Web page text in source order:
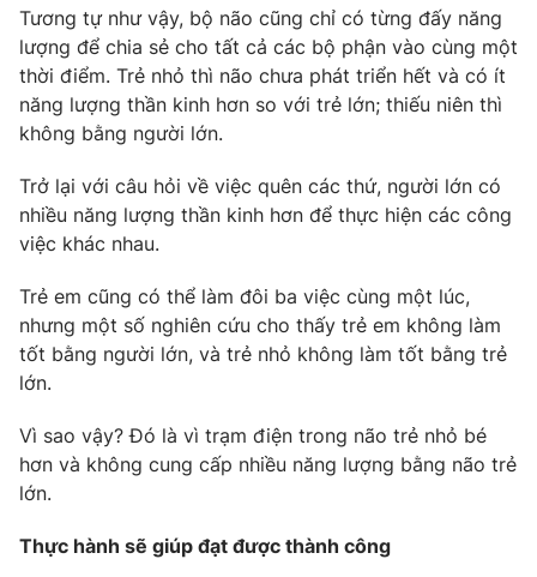
VTV9 VTV8
Liên hệ tòa soạn English
THỜI BÁO VTV
Theo dõi báo trên
Cơ quan chủ quản:
Cơ quan báo chí: Thời báo VTV
Giấy phép hoạt động báo in và báo điện tử số 483/GP-BTTTT
cấp ngày 29/12/2023
Phó Tổng Biên tập:Nguyễn Thị Mỹ Hạnh, Phạm Quốc Thắng,
Tương tự như vậy, bộ não cũng chỉ có từng đấy năng
lượng để chia sẻ cho tất cả các bộ phận vào cùng một
thời điểm. Trẻ nhỏ thì não chưa phát triển hết và có ít
năng lượng thần kinh hơn so với trẻ lớn; thiếu niên thì
không bằng người lớn.
Trở lại với câu hỏi về việc quên các thứ, người lớn có
nhiều năng lượng thần kinh hơn để thực hiện các công
việc khác nhau.
Trẻ em cũng có thể làm đôi ba việc cùng một lúc,
nhưng một số nghiên cứu cho thấy trẻ em không làm
tốt bằng người lớn, và trẻ nhỏ không làm tốt bằng trẻ
lớn.
Vì sao vậy? Đó là vì trạm điện trong não trẻ nhỏ bé
hơn và không cung cấp nhiều năng lượng bằng não trẻ
lớn.
Thực hành sẽ giúp đạt được thành công